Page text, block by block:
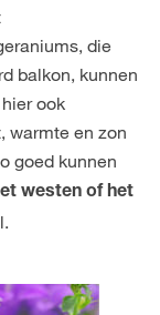
die
balkon, kunnen
ook
warmte en zon
goed kunnen
westen of het